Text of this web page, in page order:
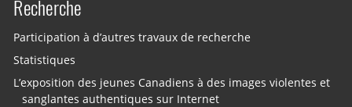
Recherche
Participation à d’autres travaux de recherche
Statistiques
L’exposition des jeunes Canadiens à des images violentes et
sanglantes authentiques sur Internet